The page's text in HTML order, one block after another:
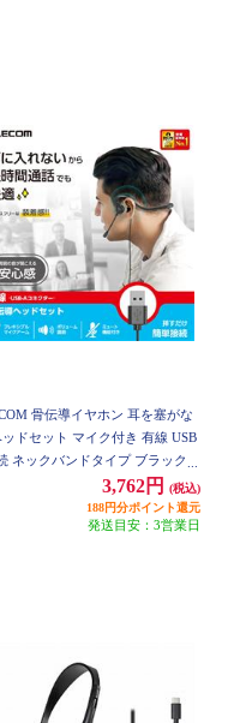
骨伝導イヤホン 耳を塞がな
ッドセット マイク付き 有線 USB
ネックバンドタイプ ブラック H
3,762円
(税込)
188円分ポイント還元
発送目安：3営業日